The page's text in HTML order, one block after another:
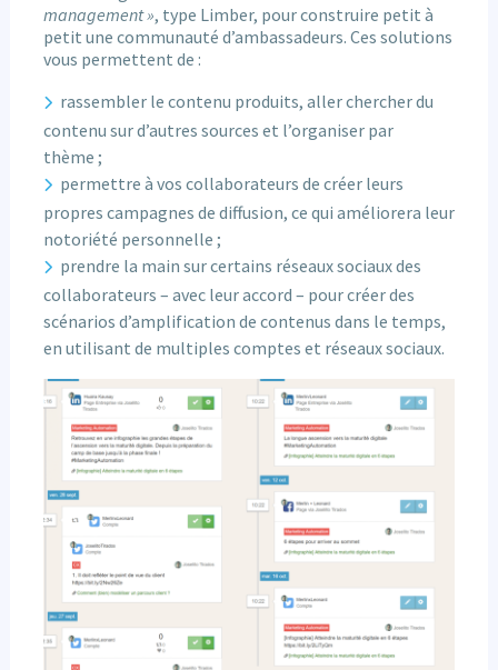
management », type Limber, pour construire petit à
petit une communauté d’ambassadeurs. Ces solutions
vous permettent de :
rassembler le contenu produits, aller chercher du
contenu sur d’autres sources et l’organiser par
thème ;
permettre à vos collaborateurs de créer leurs
propres campagnes de diffusion, ce qui améliorera leur
notoriété personnelle ;
prendre la main sur certains réseaux sociaux des
collaborateurs – avec leur accord – pour créer des
scénarios d’amplification de contenus dans le temps,
en utilisant de multiples comptes et réseaux sociaux.